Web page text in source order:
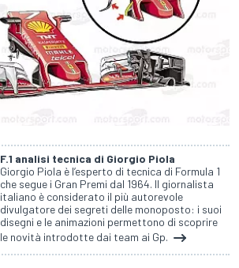
F.1 analisi tecnica di Giorgio Piola
Giorgio Piola è l’esperto di tecnica di Formula 1
che segue i Gran Premi dal 1964. Il giornalista
italiano è considerato il più autorevole
divulgatore dei segreti delle monoposto: i suoi
disegni e le animazioni permettono di scoprire
le novità introdotte dai team ai Gp.